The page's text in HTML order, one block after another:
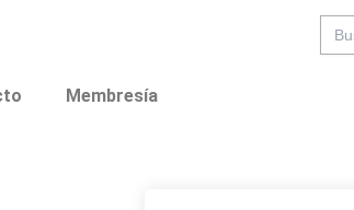
Membresía